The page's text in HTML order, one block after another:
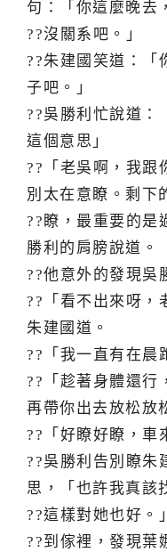
句：「你這麼晚去
??沒關系吧。」
??朱建國笑道：「
子吧。」
??吳勝利忙說道：
這個意思」
??「老吳啊，我跟
別太在意瞭。剩下
??瞭，最重要的是
勝利的肩膀說道。
??他意外的發現吳
??「看不出來呀，
朱建國道。
??「我一直有在晨
??「趁著身體還行
再帶你出去放松放
??「好瞭好瞭，車
??吳勝利告別瞭朱
思，「也許我真該
??這樣對她也好。」
??到傢裡，發現葉